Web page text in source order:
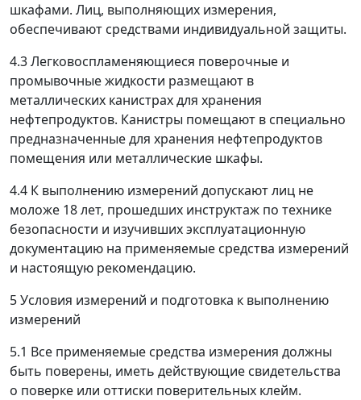
шкафами. Лиц, выполняющих измерения,
обеспечивают средствами индивидуальной защиты.
4.3 Легковоспламеняющиеся поверочные и
промывочные жидкости размещают в
металлических канистрах для хранения
нефтепродуктов. Канистры помещают в специально
предназначенные для хранения нефтепродуктов
помещения или металлические шкафы.
4.4 К выполнению измерений допускают лиц не
моложе 18 лет, прошедших инструктаж по технике
безопасности и изучивших эксплуатационную
документацию на применяемые средства измерений
и настоящую рекомендацию.
5 Условия измерений и подготовка к выполнению
измерений
5.1 Все применяемые средства измерения должны
быть поверены, иметь действующие свидетельства
о поверке или оттиски поверительных клейм.